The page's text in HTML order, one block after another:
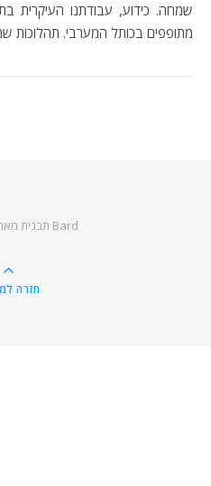
שמחה. כידוע, עבודתנו העיקרית
מתופפים בכותל המערבי. תהלוכות
Bard תבנית מאת
חזרה